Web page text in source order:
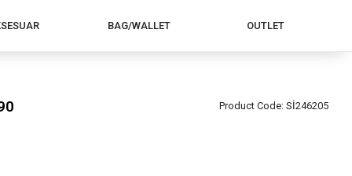
BAG/WALLET OUTLET
Product Code: Sİ246205